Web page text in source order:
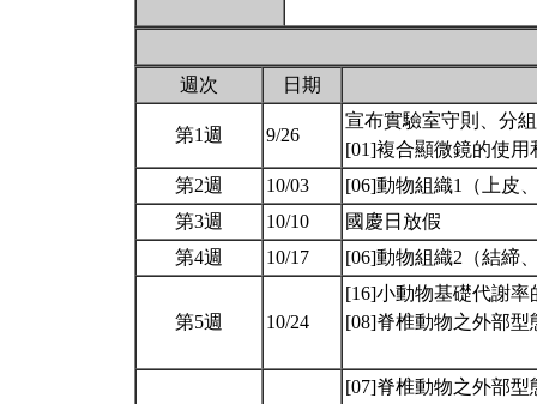
週次 日期
第1週 9/26
宣布實驗室守則、分組
[01]複合顯微鏡的使
第2週
10/03
[06]動物組織1（上皮
第3週
10/10
國慶日放假
第4週
10/17 [06]動物組織2（結締
第5週 10/24
[16]小動物基礎代謝率
[08]脊椎動物之外部
[07]脊椎動物之外部